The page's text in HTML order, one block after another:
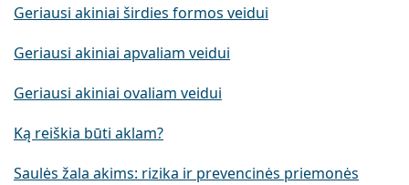
Geriausi akiniai širdies formos veidui
Geriausi akiniai apvaliam veidui
Geriausi akiniai ovaliam veidui
Ką reiškia būti aklam?
Saulės žala akims: rizika ir prevencinės priemonės